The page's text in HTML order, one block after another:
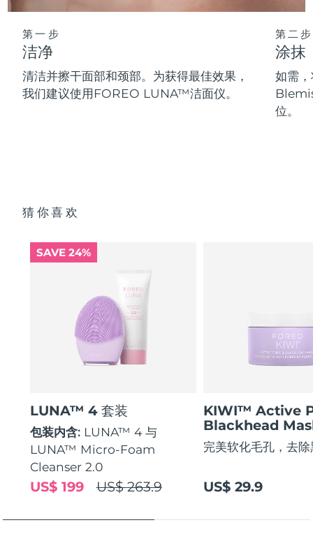
第一步
洁净
清洁并擦干面部和颈部。为获得最佳效果，
我们建议使用FOREO LUNA™洁面仪。
第二步
涂抹
如需
位。
猜你喜欢
SAVE 24%
LUNA™ 4 套装
包装内含: LUNA™ 4 与
LUNA™ Micro-Foam
Cleanser 2.0
US$ 263.9
US$ 199
KIWI™ Active
Blackhead
完美软化毛孔，去
US$ 29.9